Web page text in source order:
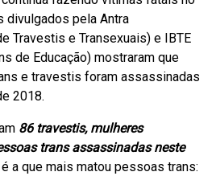
divulgados pela Antra
Travestis e Transexuais) e IBTE
de Educação) mostraram que
e travestis foram assassinadas
2018.
86 travestis, mulheres
trans assassinadas neste
a que mais matou pessoas trans: